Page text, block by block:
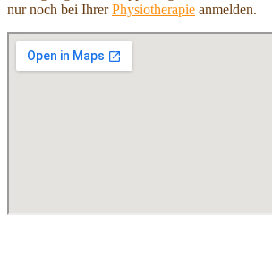
nur noch bei IhrerPhysiotherapie anmelden.